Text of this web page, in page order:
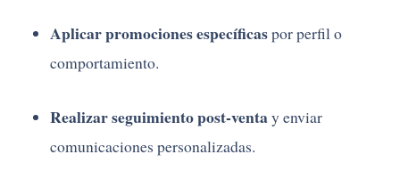
Aplicar promociones específicaspor perfil o
comportamiento.
Realizar seguimiento post-ventay enviar
comunicaciones personalizadas.